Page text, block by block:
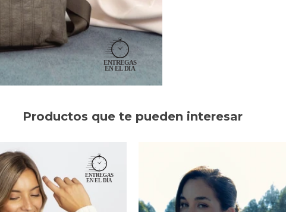
Productos que te pueden interesar